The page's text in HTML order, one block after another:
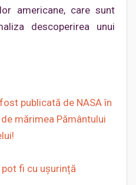
americane, care sunt
descoperirea unui
publicată de NASA în
mărimea Pământului
pot fi cu ușurință